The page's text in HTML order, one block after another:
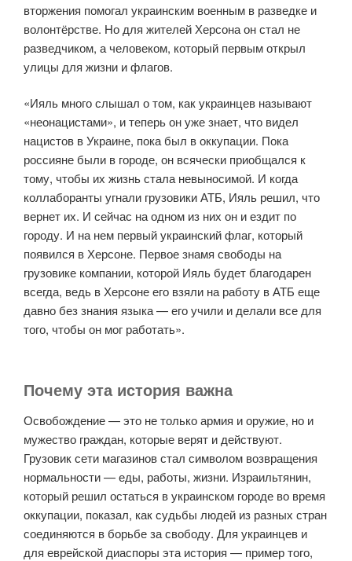
вторжения помогал украинским военным в разведке и
волонтёрстве. Но для жителей Херсона он стал не
разведчиком, а человеком, который первым открыл
улицы для жизни и флагов.
«Ияль много слышал о том, как украинцев называют
«неонацистами», и теперь он уже знает, что видел
нацистов в Украине, пока был в оккупации. Пока
россияне были в городе, он всячески приобщался к
тому, чтобы их жизнь стала невыносимой. И когда
коллаборанты угнали грузовики АТБ, Ияль решил, что
вернет их. И сейчас на одном из них он и ездит по
городу. И на нем первый украинский флаг, который
появился в Херсоне. Первое знамя свободы на
грузовике компании, которой Ияль будет благодарен
всегда, ведь в Херсоне его взяли на работу в АТБ еще
давно без знания языка — его учили и делали все для
того, чтобы он мог работать».
Почему эта история важна
Освобождение — это не только армия и оружие, но и
мужество граждан, которые верят и действуют.
Грузовик сети магазинов стал символом возвращения
нормальности — еды, работы, жизни. Израильтянин,
который решил остаться в украинском городе во время
оккупации, показал, как судьбы людей из разных стран
соединяются в борьбе за свободу. Для украинцев и
для еврейской диаспоры эта история — пример того,